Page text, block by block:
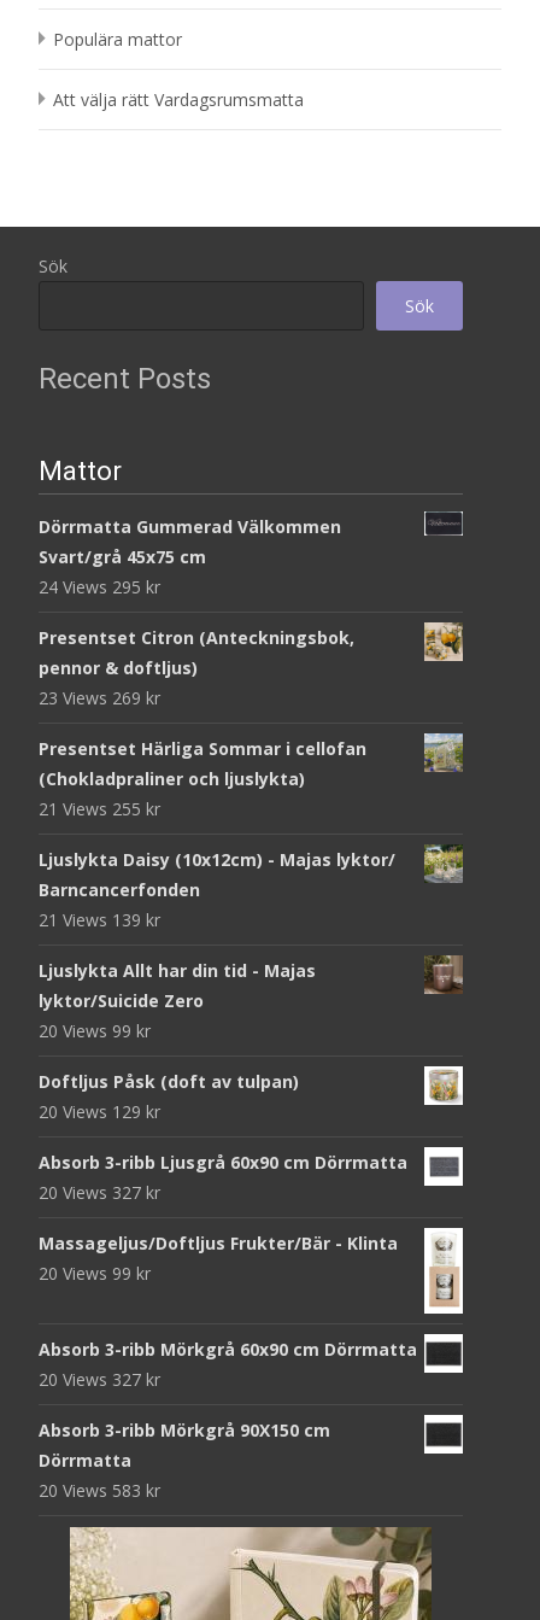
Populära mattor
Att välja rätt Vardagsrumsmatta
Sök
Sök
Recent Posts
Mattor
Dörrmatta Gummerad Välkommen
Svart/grå 45x75 cm
24 Views 295 kr
Presentset Citron (Anteckningsbok,
pennor & doftljus)
23 Views 269 kr
Presentset Härliga Sommar i cellofan
(Chokladpraliner och ljuslykta)
21 Views 255 kr
Ljuslykta Daisy (10x12cm) - Majas lyktor/
Barncancerfonden
21 Views 139 kr
Ljuslykta Allt har din tid - Majas
lyktor/Suicide Zero
20 Views 99 kr
Doftljus Påsk (doft av tulpan)
20 Views 129 kr
Absorb 3-ribb Ljusgrå 60x90 cm Dörrmatta
20 Views 327 kr
Massageljus/Doftljus Frukter/Bär - Klinta
20 Views 99 kr
Absorb 3-ribb Mörkgrå 60x90 cm Dörrmatta
20 Views 327 kr
Absorb 3-ribb Mörkgrå 90X150 cm
Dörrmatta
20 Views 583 kr